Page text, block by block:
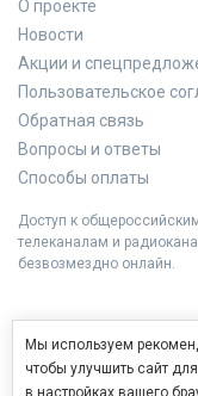
О проекте
Новости
Акции и
Пользовательское
Обратная связь
Вопросы и ответы
Способы оплаты
Доступ к
телеканалам и
безвозмездно онлайн.
Мы используем
чтобы улучшить сайт
в настройках вашего